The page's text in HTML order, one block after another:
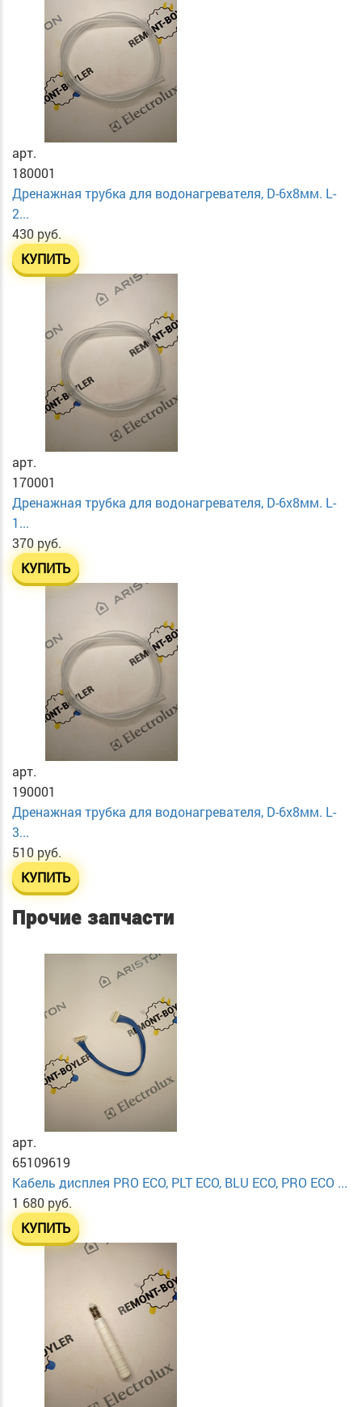
арт.
180001
Дренажная трубка для водонагревателя, D-6х8мм. L-
2...
430 руб.
КУПИТЬ
арт.
170001
Дренажная трубка для водонагревателя, D-6х8мм. L-
1...
370 руб.
КУПИТЬ
арт.
190001
Дренажная трубка для водонагревателя, D-6х8мм. L-
3...
510 руб.
КУПИТЬ
Прочие запчасти
арт.
65109619
Кабель дисплея PRO ECO, PLT ECO, BLU ECO, PRO ECO ...
1 680 руб.
КУПИТЬ